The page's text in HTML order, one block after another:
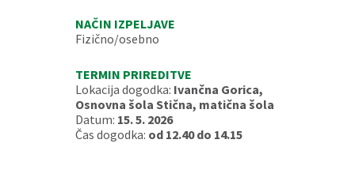
NAČIN IZPELJAVE
Fizično/osebno
TERMIN PRIREDITVE
Lokacija dogodka: Ivančna Gorica,
Osnovna šola Stična, matična šola
Datum: 15. 5. 2026
Čas dogodka: od 12.40 do 14.15